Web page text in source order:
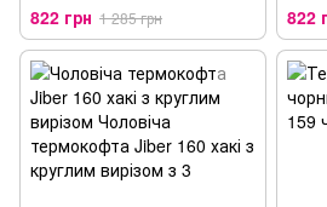
вирізом
822 грн 1 285 грн 822